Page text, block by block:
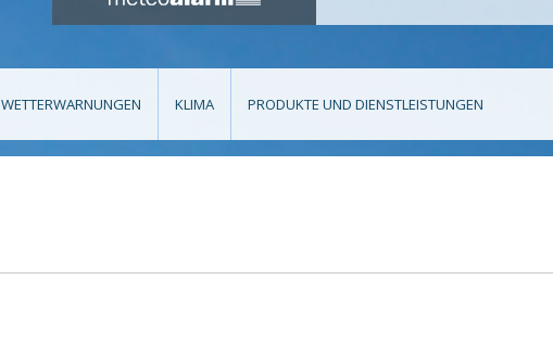
WETTERWARNUNGEN KLIMA PRODUKTE UND DIENSTLEISTUNGEN